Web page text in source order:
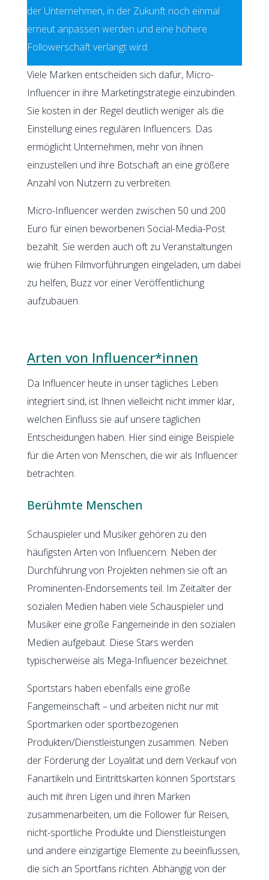
der Unternehmen, in der Zukunft noch einmal
erneut anpassen werden und eine höhere
Followerschaft verlangt wird.
Viele Marken entscheiden sich dafür, Micro-
Influencer in ihre Marketingstrategie einzubinden.
Sie kosten in der Regel deutlich weniger als die
Einstellung eines regulären Influencers. Das
ermöglicht Unternehmen, mehr von ihnen
einzustellen und ihre Botschaft an eine größere
Anzahl von Nutzern zu verbreiten.
Micro-Influencer werden zwischen 50 und 200
Euro für einen beworbenen Social-Media-Post
bezahlt. Sie werden auch oft zu Veranstaltungen
wie frühen Filmvorführungen eingeladen, um dabei
zu helfen, Buzz vor einer Veröffentlichung
aufzubauen.
Arten von Influencer*innen
Da Influencer heute in unser tägliches Leben
integriert sind, ist Ihnen vielleicht nicht immer klar,
welchen Einfluss sie auf unsere täglichen
Entscheidungen haben. Hier sind einige Beispiele
für die Arten von Menschen, die wir als Influencer
betrachten.
Berühmte Menschen
Schauspieler und Musiker gehören zu den
häufigsten Arten von Influencern. Neben der
Durchführung von Projekten nehmen sie oft an
Prominenten-Endorsements teil. Im Zeitalter der
sozialen Medien haben viele Schauspieler und
Musiker eine große Fangemeinde in den sozialen
Medien aufgebaut. Diese Stars werden
typischerweise als Mega-Influencer bezeichnet.
Sportstars haben ebenfalls eine große
Fangemeinschaft – und arbeiten nicht nur mit
Sportmarken oder sportbezogenen
Produkten/Dienstleistungen zusammen. Neben
der Förderung der Loyalität und dem Verkauf von
Fanartikeln und Eintrittskarten können Sportstars
auch mit ihren Ligen und ihren Marken
zusammenarbeiten, um die Follower für Reisen,
nicht-sportliche Produkte und Dienstleistungen
und andere einzigartige Elemente zu beeinflussen,
die sich an Sportfans richten. Abhängig von der